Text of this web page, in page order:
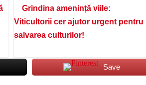
Grindina amenință viile:
Viticultorii cer ajutor urgent pentru
salvarea culturilor!
Save